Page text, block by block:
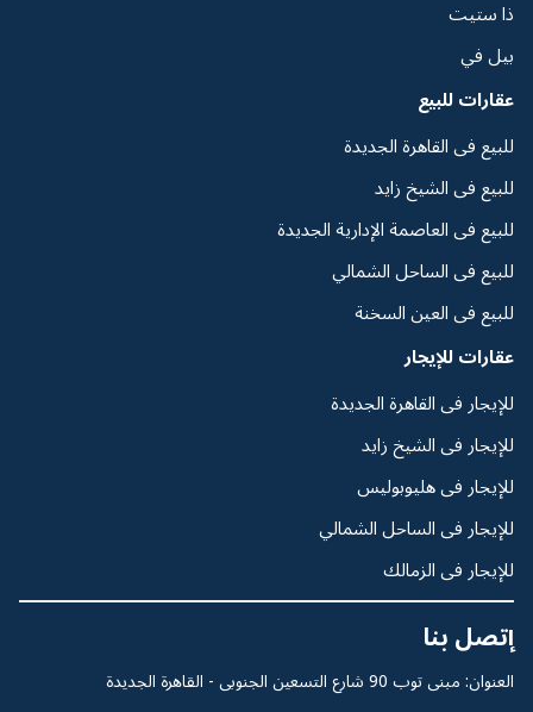
ذا ستيت
بيل في
عقارات للبيع
للبيع فى القاهرة الجديدة
للبيع فى الشيخ زايد
للبيع فى العاصمة الإدارية الجديدة
للبيع فى الساحل الشمالي
للبيع فى العين السخنة
عقارات للإيجار
للإيجار فى القاهرة الجديدة
للإيجار فى الشيخ زايد
للإيجار فى هليوبوليس
للإيجار فى الساحل الشمالي
للإيجار فى الزمالك
إتصل بنا
العنوان: مبنى توب 90 شارع التسعين الجنوبى - القاهرة الجديدة